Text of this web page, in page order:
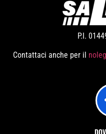
P.I.
Contattaci anche per il